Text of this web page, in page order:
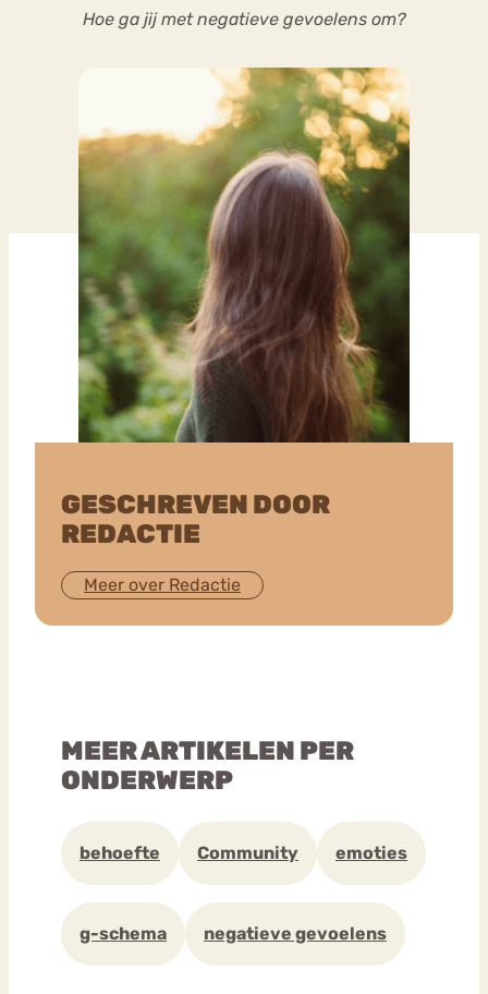
Hoe ga jij met negatieve gevoelens om?
GESCHREVEN DOOR
REDACTIE
Meer over Redactie
MEER ARTIKELEN PER
ONDERWERP
behoefte Community emoties
g-schema negatieve gevoelens